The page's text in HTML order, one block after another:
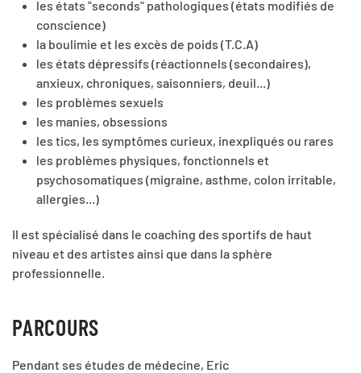
les états "seconds" pathologiques (états modifiés de
conscience)
la boulimie et les excès de poids (T.C.A)
les états dépressifs (réactionnels (secondaires),
anxieux, chroniques, saisonniers, deuil...)
les problèmes sexuels
les manies, obsessions
les tics, les symptômes curieux, inexpliqués ou rares
les problèmes physiques, fonctionnels et
psychosomatiques (migraine, asthme, colon irritable,
allergies...)
Il est spécialisé dans le coaching des sportifs de haut
niveau et des artistes ainsi que dans la sphère
professionnelle.
PARCOURS
Pendant ses études de médecine, Eric